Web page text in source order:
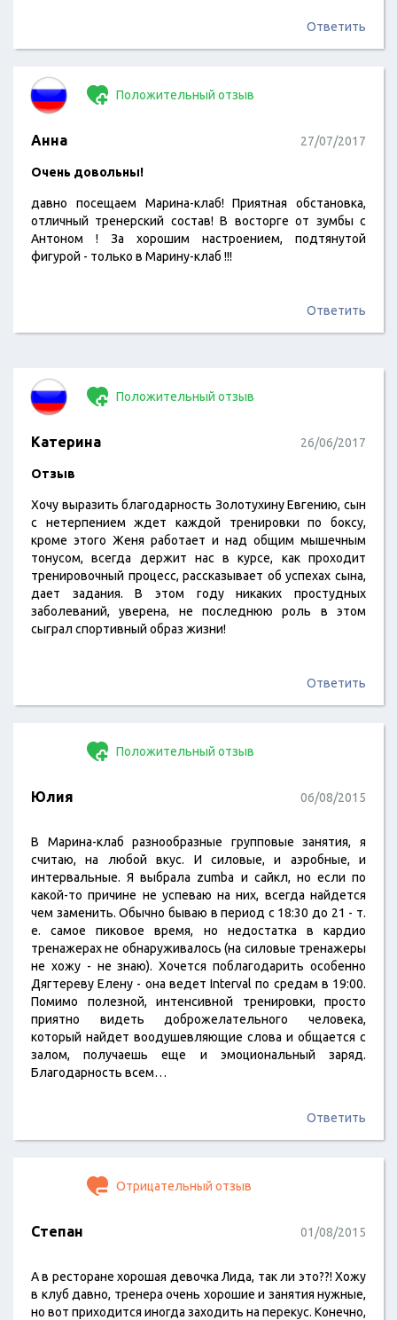
Ответить
Положительный отзыв
Анна 27/07/2017
Очень довольны!
давно посещаем Марина-клаб! Приятная обстановка,
отличный тренерский состав! В восторге от зумбы с
Антоном ! За хорошим настроением, подтянутой
фигурой - только в Марину-клаб !!!
Ответить
Положительный отзыв
Катерина 26/06/2017
Отзыв
Хочу выразить благодарность Золотухину Евгению, сын
с нетерпением ждет каждой тренировки по боксу,
кроме этого Женя работает и над общим мышечным
тонусом, всегда держит нас в курсе, как проходит
тренировочный процесс, рассказывает об успехах сына,
дает задания. В этом году никаких простудных
заболеваний, уверена, не последнюю роль в этом
сыграл спортивный образ жизни!
Ответить
Положительный отзыв
Юлия 06/08/2015
В Марина-клаб разнообразные групповые занятия, я
считаю, на любой вкус. И силовые, и аэробные, и
интервальные. Я выбрала zumba и сайкл, но если по
какой-то причине не успеваю на них, всегда найдется
чем заменить. Обычно бываю в период с 18:30 до 21 - т.
е. самое пиковое время, но недостатка в кардио
тренажерах не обнаруживалось (на силовые тренажеры
не хожу - не знаю). Хочется поблагодарить особенно
Дягтереву Елену - она ведет Interval по средам в 19:00.
Помимо полезной, интенсивной тренировки, просто
приятно видеть доброжелательного человека,
который найдет воодушевляющие слова и общается с
залом, получаешь еще и эмоциональный заряд.
Благодарность всем…
Ответить
Отрицательный отзыв
Степан 01/08/2015
А в ресторане хорошая девочка Лида, так ли это??! Хожу
в клуб давно, тренера очень хорошие и занятия нужные,
но вот приходится иногда заходить на перекус. Конечно,